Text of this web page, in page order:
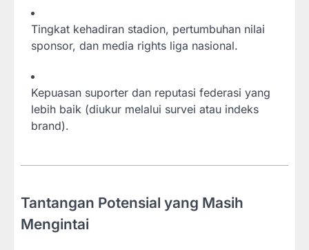
Tingkat kehadiran stadion, pertumbuhan nilai
sponsor, dan media rights liga nasional.
Kepuasan suporter dan reputasi federasi yang
lebih baik (diukur melalui survei atau indeks
brand).
Tantangan Potensial yang Masih
Mengintai